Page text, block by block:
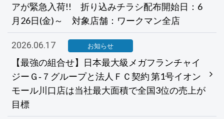
アが緊急入荷!! 折り込みチラシ配布開始日：6
月26日(金)～ 対象店舗：ワークマン全店
2026.06.17 お知らせ
【最強の組合せ】日本最大級メガフランチャイ
ジーＧ‐７グループと法人ＦＣ契約 第1号イオン
モール川口店は当社最大面積で全国3位の売上が
目標